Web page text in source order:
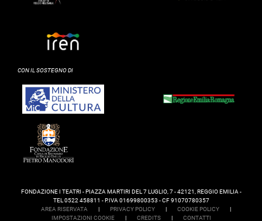
CON IL SOSTEGNO DI
FONDAZIONE I TEATRI - PIAZZA MARTIRI DEL 7 LUGLIO, 7 - 42121, REGGIO EMILIA -
TEL 0522 458811 - P.IVA 01699800353 - CF 91070780357
AREA RISERVATA
| PRIVACY POLICY | COOKIE POLICY
|
IMPOSTAZIONI COOKIE
| CREDITS | CONTATTI